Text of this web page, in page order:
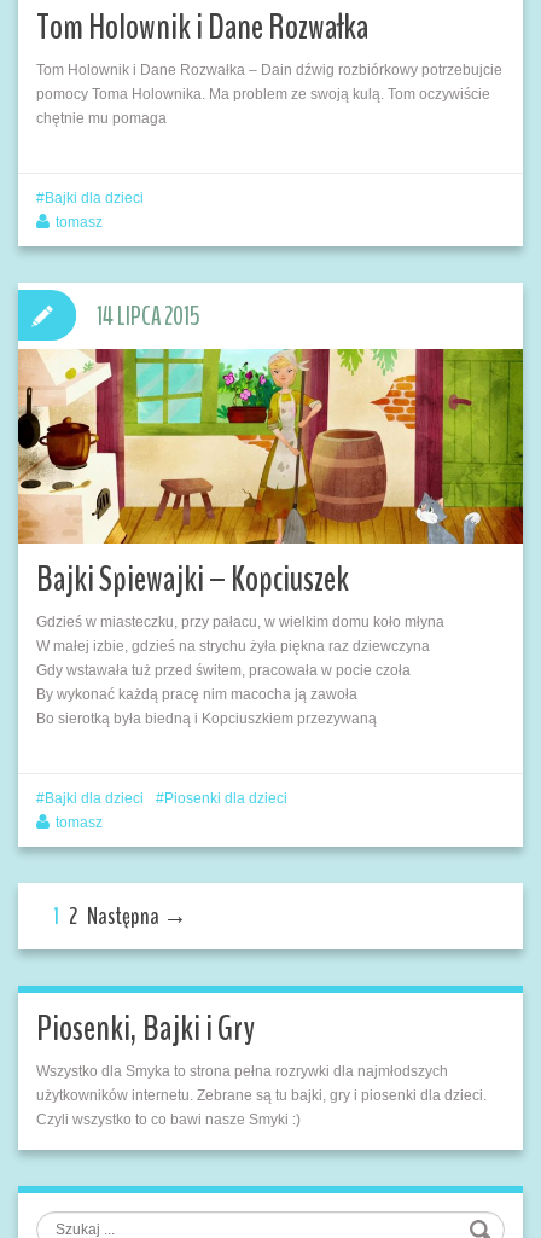
Tom Holownik i Dane Rozwałka
Tom Holownik i Dane Rozwałka – Dain dźwig rozbiórkowy potrzebujcie
pomocy Toma Holownika. Ma problem ze swoją kulą. Tom oczywiście
chętnie mu pomaga
Bajki dla dzieci
tomasz
Bajki Spiewajki – Kopciuszek
Gdzieś w miasteczku, przy pałacu, w wielkim domu koło młyna
W małej izbie, gdzieś na strychu żyła piękna raz dziewczyna
Gdy wstawała tuż przed świtem, pracowała w pocie czoła
By wykonać każdą pracę nim macocha ją zawoła
Bo sierotką była biedną i Kopciuszkiem przezywaną
14 LIPCA 2015
Bajki dla dzieci
Piosenki dla dzieci
tomasz
1 2 Następna →
Piosenki, Bajki i Gry
Wszystko dla Smyka to strona pełna rozrywki dla najmłodszych
użytkowników internetu. Zebrane są tu bajki, gry i piosenki dla dzieci.
Czyli wszystko to co bawi nasze Smyki :)
Szukaj